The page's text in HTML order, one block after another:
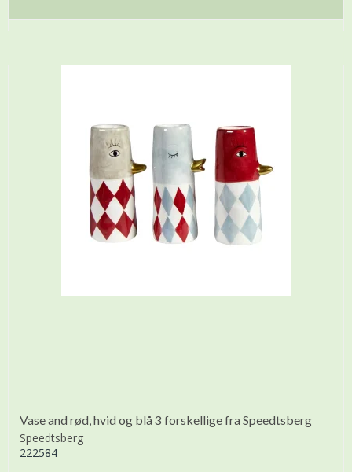
Vase and rød, hvid og blå 3 forskellige fra Speedtsberg
Speedtsberg
222584